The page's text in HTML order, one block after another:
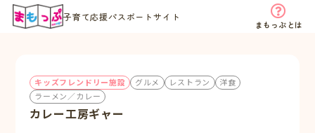
子育て応援パスポートサイト
まもっぷとは
キッズフレンドリー施設 グルメ レストラン
洋食
ラーメン／カレー
カレー工房ギャー